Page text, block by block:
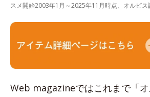
スメ開始2003年1月～2025年11月時点、オルビス
Web magazineではこれまで「